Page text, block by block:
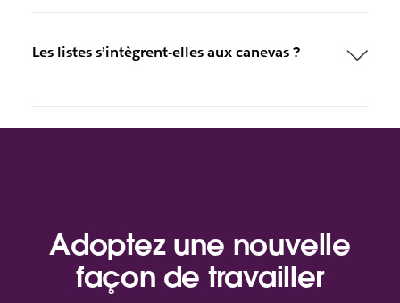
Les listes s’intègrent-elles aux canevas ?
Adoptez une nouvelle
façon de travailler